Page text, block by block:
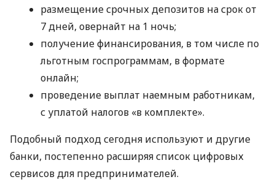
размещение срочных депозитов на срок от
7 дней, овернайт на 1 ночь;
получение финансирования, в том числе по
льготным госпрограммам, в формате
онлайн;
проведение выплат наемным работникам,
с уплатой налогов «в комплекте».
Подобный подход сегодня используют и другие
банки, постепенно расширяя список цифровых
сервисов для предпринимателей.